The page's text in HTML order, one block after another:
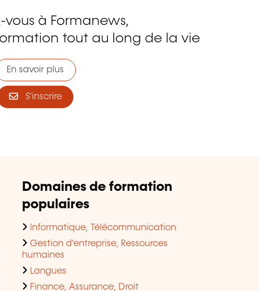
à Formanews,
tout au long de la vie
En savoir plus
S'inscrire
Domaines de formation
populaires
Informatique, Télécommunication
Gestion d'entreprise, Ressources
humaines
Langues
Finance, Assurance, Droit